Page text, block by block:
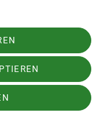
zurück nach